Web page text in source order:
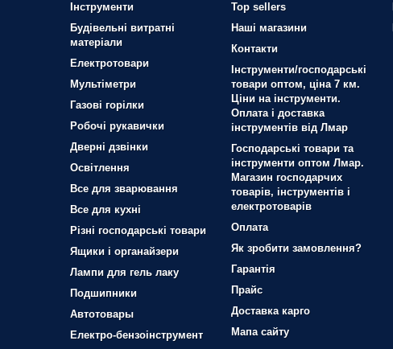
Iнструменти
Будівельні витратні
матеріали
Електротовари
Мультіметри
Газові горілки
Робочі рукавички
Дверні дзвінки
Освітлення
Все для зварювання
Все для кухні
Різні господарські товари
Ящики і органайзери
Лампи для гель лаку
Подшипники
Автотовары
Електро-бензоінструмент
Top sellers
Наші магазини
Контакти
Інструменти/господарські
товари оптом, ціна 7 км.
Ціни на інструменти.
Оплата і доставка
інструментів від Лмар
Господарські товари та
інструменти оптом Лмар.
Магазин господарчих
товарів, інструментів і
електротоварів
Оплата
Як зробити замовлення?
Гарантія
Прайс
Доставка карго
Мапа сайту